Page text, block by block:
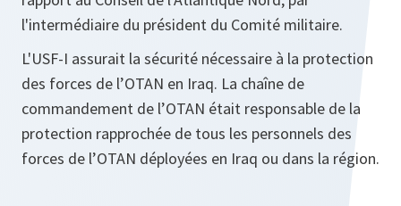
l'intermédiaire du président du Comité militaire.
L'USF-I assurait la sécurité nécessaire à la protection
des forces de l’OTAN en Iraq. La chaîne de
commandement de l’OTAN était responsable de la
protection rapprochée de tous les personnels des
forces de l’OTAN déployées en Iraq ou dans la région.